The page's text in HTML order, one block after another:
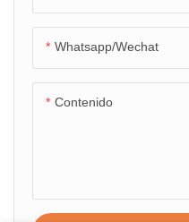
Whatsapp/wechat
Contenido